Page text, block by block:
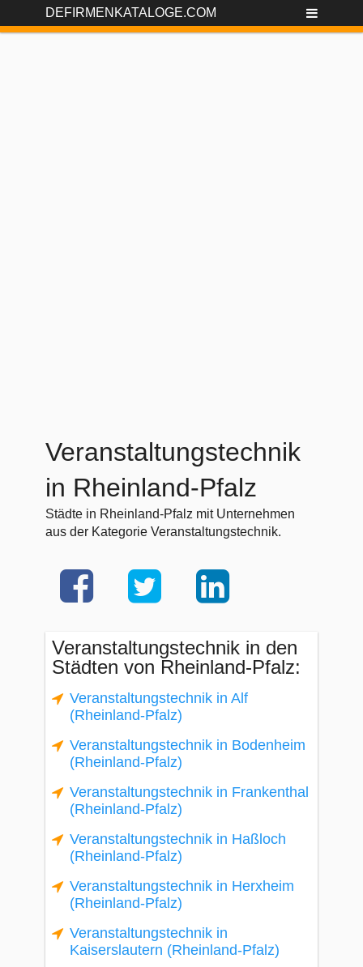
DEFIRMENKATALOGE.COM
Veranstaltungstechnik
in Rheinland-Pfalz
Städte in Rheinland-Pfalz mit Unternehmen
aus der Kategorie Veranstaltungstechnik.
Veranstaltungstechnik in den
Städten von Rheinland-Pfalz:
Veranstaltungstechnik in Alf
(Rheinland-Pfalz)
Veranstaltungstechnik in Bodenheim
(Rheinland-Pfalz)
Veranstaltungstechnik in Frankenthal
(Rheinland-Pfalz)
Veranstaltungstechnik in Haßloch
(Rheinland-Pfalz)
Veranstaltungstechnik in Herxheim
(Rheinland-Pfalz)
Veranstaltungstechnik in
Kaiserslautern (Rheinland-Pfalz)